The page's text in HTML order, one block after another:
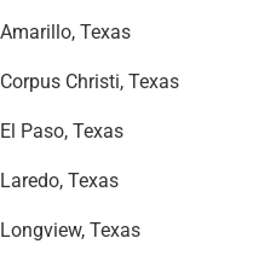
Amarillo, Texas
Corpus Christi, Texas
El Paso, Texas
Laredo, Texas
Longview, Texas